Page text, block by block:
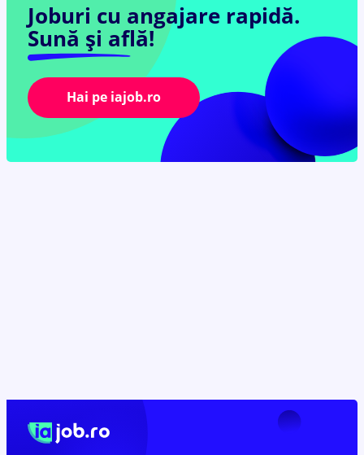
Joburi cu angajare rapidă.
Sună și află!
Hai pe iajob.ro